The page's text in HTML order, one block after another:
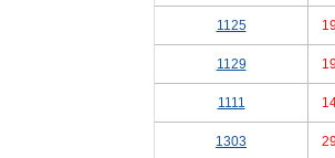
1125
1129
1111
1303